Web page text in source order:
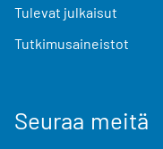
Tulevat julkaisut
Tutkimusaineistot
Seuraa meitä